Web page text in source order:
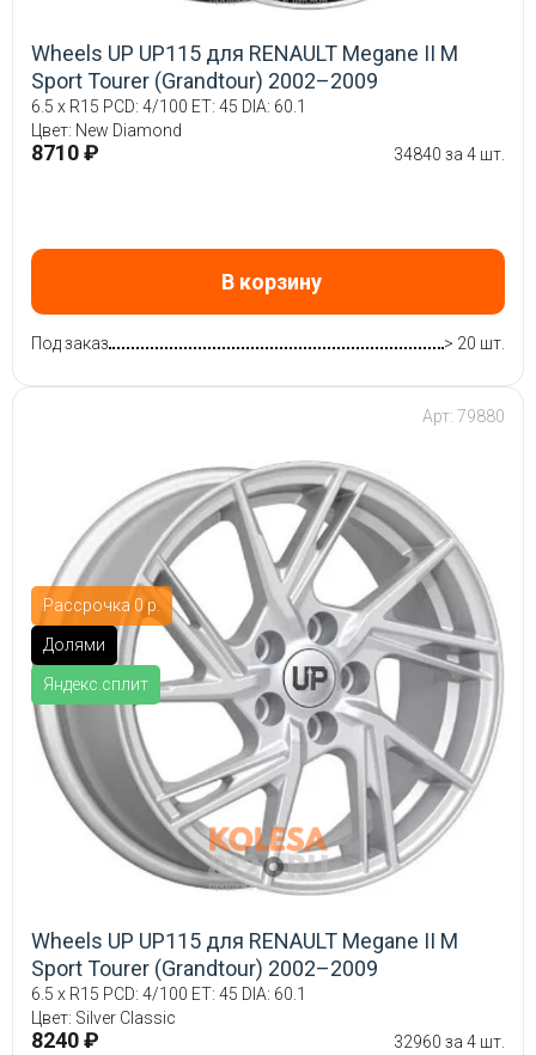
Wheels UP UP115 для RENAULT Megane II М
Sport Tourer (Grandtour) 2002–2009
6.5 x R15 PCD: 4/100 ET: 45 DIA: 60.1
Цвет: New Diamond
8710 ₽ 34840 за 4 шт.
В корзину
Под заказ > 20 шт.
Рассрочка 0 р.
Долями
Яндекс.сплит
Арт: 79880
Wheels UP UP115 для RENAULT Megane II М
Sport Tourer (Grandtour) 2002–2009
6.5 x R15 PCD: 4/100 ET: 45 DIA: 60.1
Цвет: Silver Classic
8240 ₽ 32960 за 4 шт.